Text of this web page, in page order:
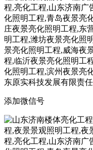
添加微信号